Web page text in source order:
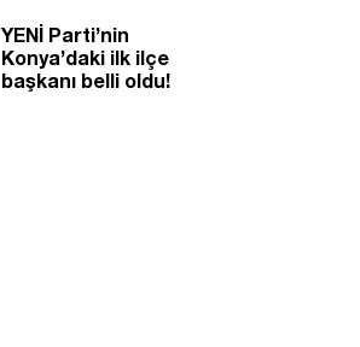
YENİ Parti’nin
Konya’daki ilk ilçe
başkanı belli oldu!